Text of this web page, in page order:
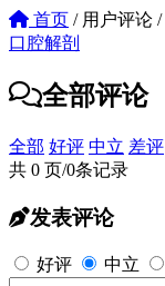
首页 /用户评论 /
口腔解剖
全部评论
全部 好评 中立 差评
共 0 页/0条记录
发表评论
好评 中立